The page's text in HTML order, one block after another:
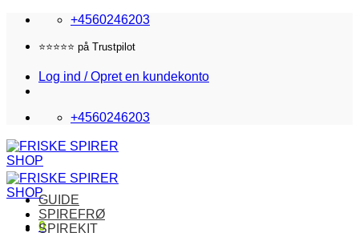
Fortsæt
indhold
+4560246203
Fri fragt i DK over 870,-
Log ind / Opret en kundekonto
+4560246203
0
GUIDE
SPIREFRØ
SPIREKIT